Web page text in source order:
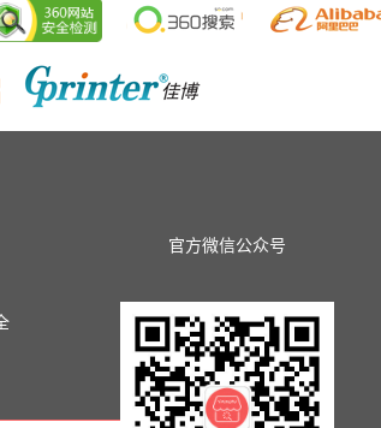
官方微信公众号